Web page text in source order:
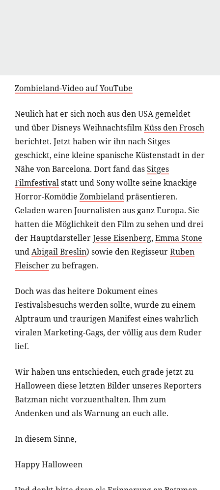
Zombieland-Video auf YouTube
Neulich hat er sich noch aus den USA gemeldet
und über Disneys WeihnachtsfilmKüss den Frosch
berichtet. Jetzt haben wir ihn nach Sitges
geschickt, eine kleine spanische Küstenstadt in der
Nähe von Barcelona. Dort fand dasSitges
Filmfestivalstatt und Sony wollte seine knackige
Horror-Komödie Zombielandpräsentieren.
Geladen waren Journalisten aus ganz Europa. Sie
hatten die Möglichkeit den Film zu sehen und drei
der HauptdarstellerJesse Eisenberg, Emma Stone
undAbigail Breslin) sowie den RegisseurRuben
Fleischerzu befragen.
Doch was das heitere Dokument eines
Festivalsbesuchs werden sollte, wurde zu einem
Alptraum und traurigen Manifest eines wahrlich
viralen Marketing-Gags, der völlig aus dem Ruder
lief.
Wir haben uns entschieden, euch grade jetzt zu
Halloween diese letzten Bilder unseres Reporters
Batzman nicht vorzuenthalten. Ihm zum
Andenken und als Warnung an euch alle.
In diesem Sinne,
Happy Halloween